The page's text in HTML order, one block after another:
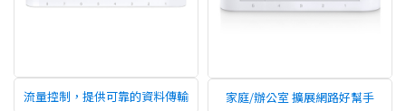
流量控制，提供可靠的資料傳輸 家庭/辦公室 擴展網路好幫手